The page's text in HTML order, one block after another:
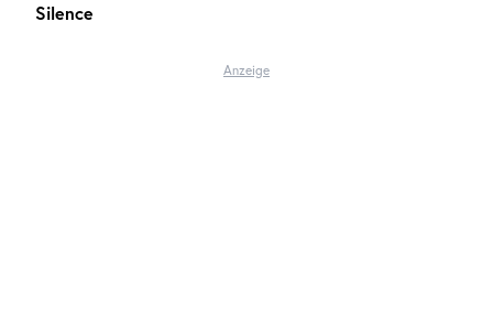
Silence
Anzeige